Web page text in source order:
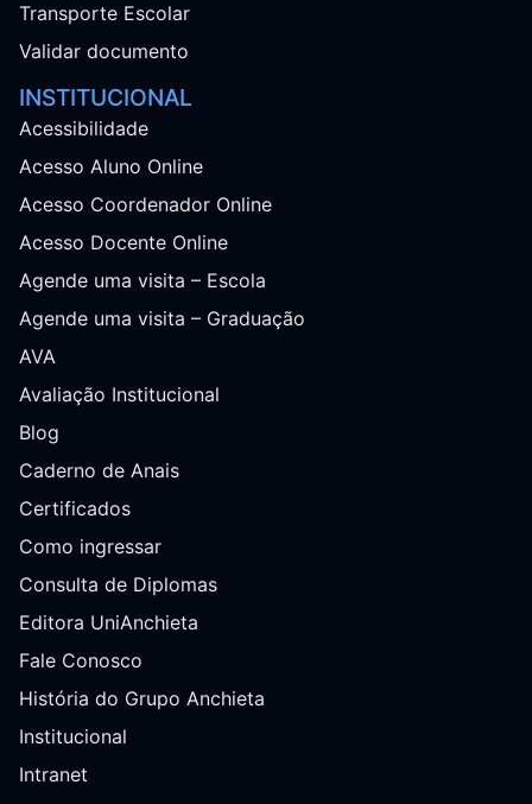
Transporte Escolar
Validar documento
INSTITUCIONAL
Acessibilidade
Acesso Aluno Online
Acesso Coordenador Online
Acesso Docente Online
Agende uma visita – Escola
Agende uma visita – Graduação
AVA
Avaliação Institucional
Blog
Caderno de Anais
Certificados
Como ingressar
Consulta de Diplomas
Editora UniAnchieta
Fale Conosco
História do Grupo Anchieta
Institucional
Intranet